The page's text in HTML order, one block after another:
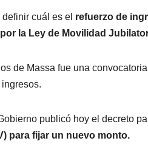
cuál es el refuerzo de
la Ley de Movilidad
de Massa fue una
publicó hoy el decreto
para fijar un nuevo monto.